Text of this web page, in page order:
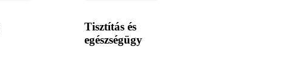
Tisztítás és
egészségügy